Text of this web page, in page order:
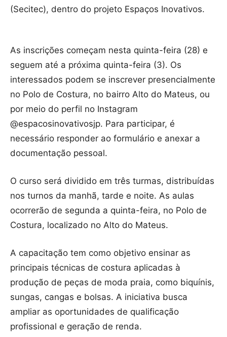
(Secitec), dentro do projeto Espaços Inovativos.
As inscrições começam nesta quinta-feira (28) e
seguem até a próxima quinta-feira (3). Os
interessados podem se inscrever presencialmente
no Polo de Costura, no bairro Alto do Mateus, ou
por meio do perfil no Instagram
@espacosinovativosjp. Para participar, é
necessário responder ao formulário e anexar a
documentação pessoal.
O curso será dividido em três turmas, distribuídas
nos turnos da manhã, tarde e noite. As aulas
ocorrerão de segunda a quinta-feira, no Polo de
Costura, localizado no Alto do Mateus.
A capacitação tem como objetivo ensinar as
principais técnicas de costura aplicadas à
produção de peças de moda praia, como biquínis,
sungas, cangas e bolsas. A iniciativa busca
ampliar as oportunidades de qualificação
profissional e geração de renda.